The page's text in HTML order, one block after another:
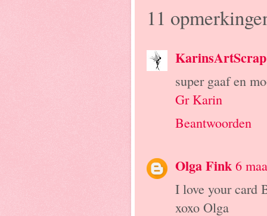
11
KarinsArtScrap
super gaaf en
Gr Karin
Beantwoorden
Olga Fink 6
I love your card
xoxo Olga